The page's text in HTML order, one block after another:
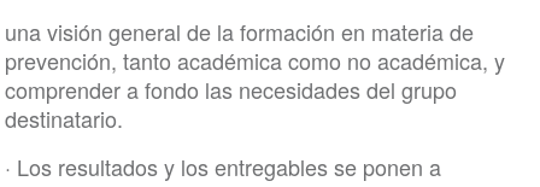
una visión general de la formación en materia de
prevención, tanto académica como no académica, y
comprender a fondo las necesidades del grupo
destinatario.
· Los resultados y los entregables se ponen a